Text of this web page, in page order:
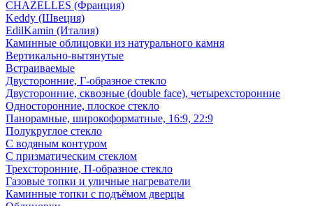
CHAZELLES (Франция)
Keddy (Швеция)
EdilKamin (Италия)
Каминные облицовки из натурального камня
Вертикально-вытянутые
Встраиваемые
Двусторонние, Г-образное стекло
Двусторонние, сквозные (double face), четырехсторонние
Односторонние, плоское стекло
Панорамные, широкоформатные, 16:9, 22:9
Полукруглое стекло
С водяным контуром
С призматическим стеклом
Трехсторонние, П-образное стекло
Газовые топки и уличные нагреватели
Каминные топки с подъёмом дверцы